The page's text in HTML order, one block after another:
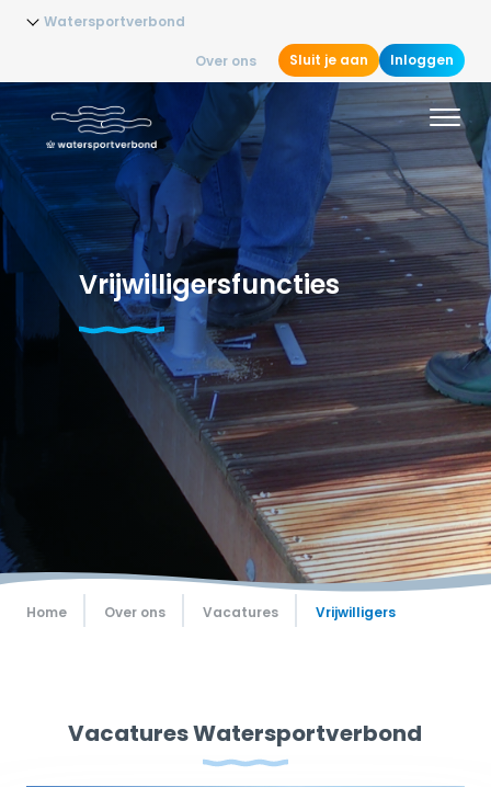
Watersportverbond
Over ons Sluit je aan Inloggen
Vrijwilligersfuncties
Home Over ons Vacatures Vrijwilligers
Vacatures Watersportverbond